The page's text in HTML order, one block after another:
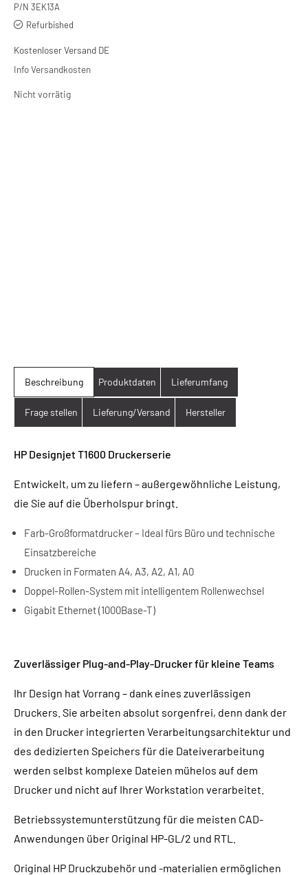
P/N 3EK13A
Refurbished
Kostenloser Versand DE
Info Versandkosten
Nicht vorrätig
Beschreibung Produktdaten Lieferumfang
Frage stellen Lieferung/Versand Hersteller
HP Designjet T1600 Druckerserie
Entwickelt, um zu liefern – außergewöhnliche Leistung,
die Sie auf die Überholspur bringt.
Farb-Großformatdrucker – Ideal fürs Büro und technische
Einsatzbereiche
Drucken in Formaten A4, A3, A2, A1, A0
Doppel-Rollen-System mit intelligentem Rollenwechsel
Gigabit Ethernet (1000Base-T)
Zuverlässiger Plug-and-Play-Drucker für kleine Teams
Ihr Design hat Vorrang – dank eines zuverlässigen
Druckers. Sie arbeiten absolut sorgenfrei, denn dank der
in den Drucker integrierten Verarbeitungsarchitektur und
des dedizierten Speichers für die Dateiverarbeitung
werden selbst komplexe Dateien mühelos auf dem
Drucker und nicht auf Ihrer Workstation verarbeitet.
Betriebssystemunterstützung für die meisten CAD-
Anwendungen über Original HP-GL/2 und RTL.
Original HP Druckzubehör und -materialien ermöglichen